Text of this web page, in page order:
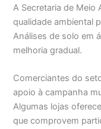
A Secretaria de
qualidade ambiental
Análises de solo em
melhoria gradual.
Comerciantes do
apoio à campanha
Algumas lojas
que comprovem